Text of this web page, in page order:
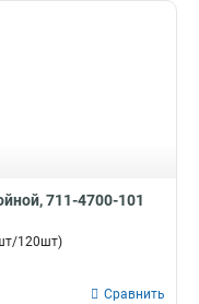
711-4700-101
120шт)
Сравнить